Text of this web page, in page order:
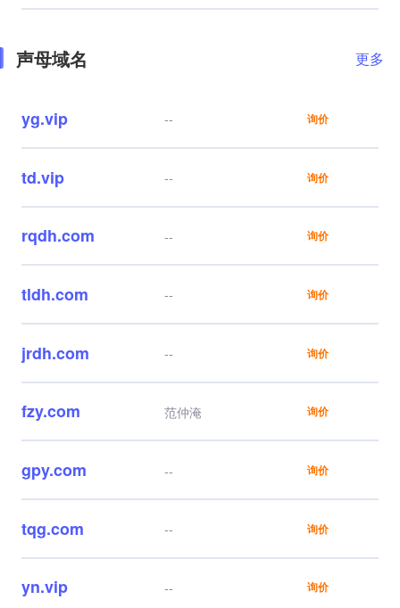
声母域名 更多
yg.vip -- 询价
td.vip -- 询价
rqdh.com -- 询价
tldh.com -- 询价
jrdh.com -- 询价
fzy.com 范仲淹 询价
gpy.com -- 询价
tqg.com -- 询价
yn.vip -- 询价